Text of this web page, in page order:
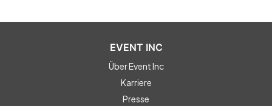
EVENT INC
Über Event Inc
Karriere
Presse